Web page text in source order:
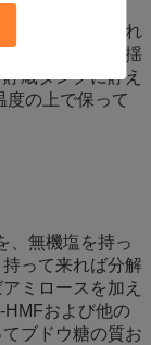
にろ過します
ルを加え、それ
検させます動揺
蔵タンクに貯え
度の上で保って
、無機塩を持っ
って来れば分解
ミロースを加え
および他の
ブドウ糖の質お